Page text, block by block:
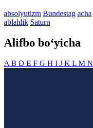
absolyutizm Bundestag acha
ablahlik Saturn
Alifbo bo‘yicha
A B D E F G H I J K L M N